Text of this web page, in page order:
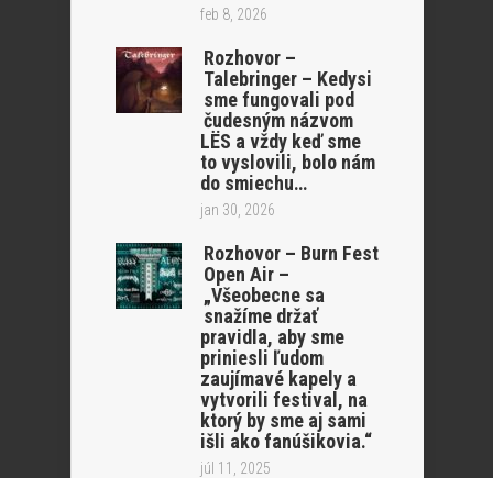
feb 8, 2026
Rozhovor –
Talebringer – Kedysi
sme fungovali pod
čudesným názvom
LËS a vždy keď sme
to vyslovili, bolo nám
do smiechu…
jan 30, 2026
Rozhovor – Burn Fest
Open Air –
„Všeobecne sa
snažíme držať
pravidla, aby sme
priniesli ľudom
zaujímavé kapely a
vytvorili festival, na
ktorý by sme aj sami
išli ako fanúšikovia.“
júl 11, 2025